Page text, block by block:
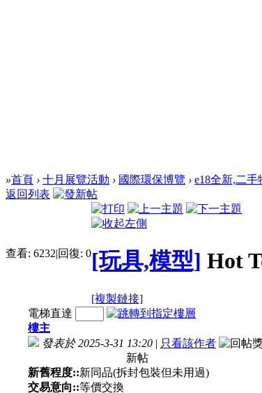
»首頁 › 十月展覽活動 › 國際環保博覽 › e18全新,二
返回列表
查看: 6232|回復: 0[玩具,模型] Hot
[複製鏈接]
電梯直達
樓主
發表於 2025-3-31 13:20 | 只看該作者
新帖
新舊程度::新同品(拆封包裝但未用過)
交易意向::等價交換